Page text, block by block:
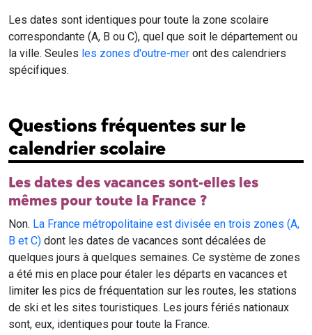
Les dates sont identiques pour toute la zone scolaire
correspondante (A, B ou C), quel que soit le département ou
la ville. Seules les zones d'outre-mer ont des calendriers
spécifiques.
Questions fréquentes sur le
calendrier scolaire
Les dates des vacances sont-elles les
mêmes pour toute la France ?
Non. La France métropolitaine est divisée en trois zones (A,
B et C) dont les dates de vacances sont décalées de
quelques jours à quelques semaines. Ce système de zones
a été mis en place pour étaler les départs en vacances et
limiter les pics de fréquentation sur les routes, les stations
de ski et les sites touristiques. Les jours fériés nationaux
sont, eux, identiques pour toute la France.